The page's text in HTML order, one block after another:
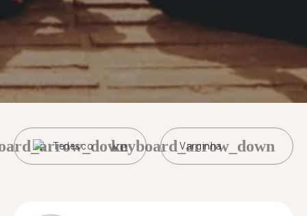
Tedesco Varginha
keyboard_arrow_down